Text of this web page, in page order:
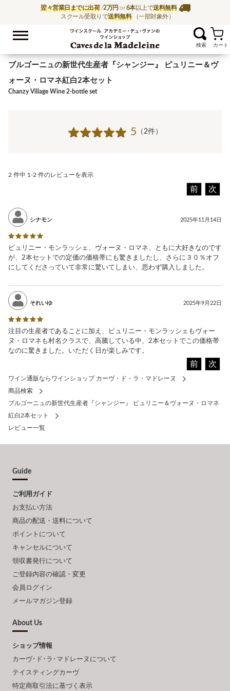
翌々営業日までに出荷/2万円 or6本以上で送料無料
スクール受取りで送料無料 （一部対象外）
ワイン通販ならワイ
お気に入
ブルゴーニュの新世代生産者『シャンジー』 ピュリニー＆ヴ
ォーヌ・ロマネ紅白2本セット
Chanzy Village Wine 2-bottle set
5 （2件）
2 件中 1-2 件のレビューを表示
前 次
シナモン 2025年11月14日
ピュリニー・モンラッシェ、ヴォーヌ・ロマネ、ともに大好きなのです
が、2本セットでの定価の価格帯にも驚きましたし、さらに３０％オフ
にしてくださっていて非常に驚いてしまい、思わず購入しました。
それいゆ 2025年9月22日
注目の生産者であることに加え、ピュリニー・モンラッシェもヴォー
ヌ・ロマネも村名クラスで、高騰している中、2本セットでこの価格帯
なのに驚きました。いただく日が楽しみです。
前 次
ワイン通販ならワインショップ カーヴ・ド・ラ・マドレーヌ
商品検索
ブルゴーニュの新世代生産者『シャンジー』 ピュリニー＆ヴォーヌ・ロマネ
紅白2本セット
レビュー一覧
Guide
ご利用ガイド
お支払い方法
商品の配送・送料について
ポイントについて
キャンセルについて
領収書発行について
ご登録内容の確認・変更
会員ログイン
メールマガジン登録
About Us
ショップ情報
カーヴ･ド･ラ･マドレーヌについて
テイスティングカーヴ
特定商取引法に基づく表示